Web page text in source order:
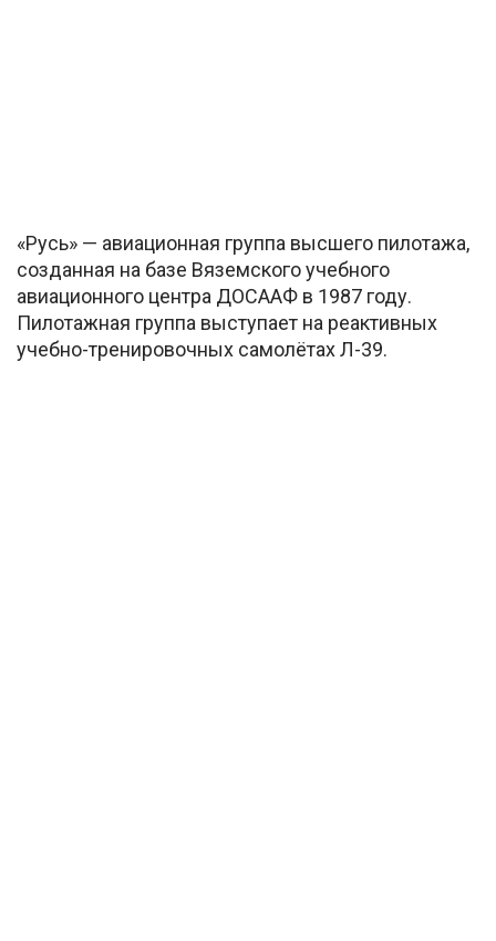
«Русь» — авиационная группа высшего пилотажа,
созданная на базе Вяземского учебного
авиационного центра ДОСААФ в 1987 году.
Пилотажная группа выступает на реактивных
учебно-тренировочных самолётах Л-39.